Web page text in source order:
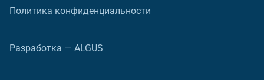
Политика конфиденциальности
Разработка — ALGUS